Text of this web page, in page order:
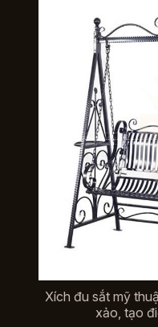
Xích đu sắt mỹ
xảo, tạo